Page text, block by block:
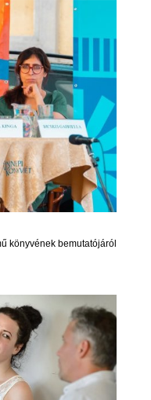
könyvének bemutatójáról